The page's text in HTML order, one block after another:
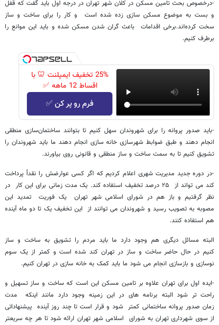
-درخصوص بحث تامین مسکن در کلان شهر تهران در درجه اول باید گفت که قفل
و بست به موضوع مسکن سازی زده شده است و کار را برای ساخت و ساز
سخت کرده‌اند.برخی اقدامات باعث گران شدن مسکن شده و باید این موانع را
برطرف کنیم.
25% تخفیف ایمپلنت 🦷 با
اقساط 12 ماهه ✅
فرم رو پر کن ✅
-باید صدور پروانه را برای شهروندان سهل کنیم تا بتوانند ساختمان‌سازی منطقی
انجام دهند و طبق ضوابط شهرسازی خانه سازی انجام دهند ما باید شهروندان را
تشویق کنیم تا به سمت ساخت و ساز منطقی و قانونی روی بیاورند.
-در دوره جدید مدیریت شهری اعلام کردیم که اگر کسی عوارضش را نقداً پرداخت
کند می تواند از ۲۵ درصد تخفیف استفاده کند. یک مدت زمانی برای این کار در
نظر گرفتیم و باز هم در شورای اسلامی شهر تهران یک فوریت تمدید این
مصوبه به تصویب رسید و شهروندان می توانند از این تخفیف یک تا دو ماه آینده
هم استفاده کنند.
البته مسائل دیگری هم وجود دارد ما باید مردم را تشویق به ساخت و ساز
کنیم در حال حاضر ساخت و ساز در تهران کند شده است و کمتر از یک سوم
نوسازی و بازسازی انجام می شود ما باید کمک به خانه سازی در تهران کنیم.
-ایده اول برای تهران علاوه بر تامین مسکن این است که ساخت و ساز تسهیل و
راحت تر شود البته برنامه های در این زمینه وجود دارد مانند اینکه مدت
زمان صدور پروانه ساختمانی کمتر شود و قرار است تا چند روز آینده پیشنهاداتی
از سوی شهرداری تهران به شورای اسلامی شهر تهران ارائه شود تا هر چه سریعتر